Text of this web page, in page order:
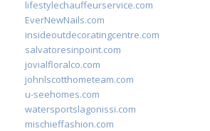
lifestylechauffeurservice.com
EverNewNails.com
insideoutdecoratingcentre.com
salvatoresinpoint.com
jovialfloralco.com
johnlscotthometeam.com
u-seehomes.com
watersportslagonissi.com
mischieffashion.com